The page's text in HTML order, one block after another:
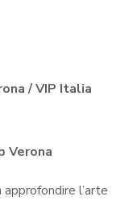
/ VIP Italia
Verona
l’arte